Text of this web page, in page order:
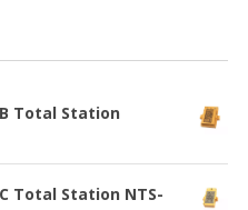
Total Station
Total Station NTS-